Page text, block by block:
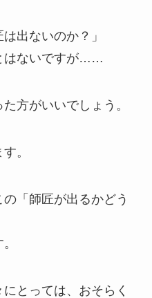
出ないのか？」
はないですが……
方がいいでしょう。
。
「師匠が出るかどう
とっては、おそらく